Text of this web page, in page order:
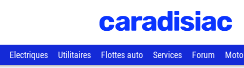
Electriques Utilitaires Flottes auto Services Forum Moto